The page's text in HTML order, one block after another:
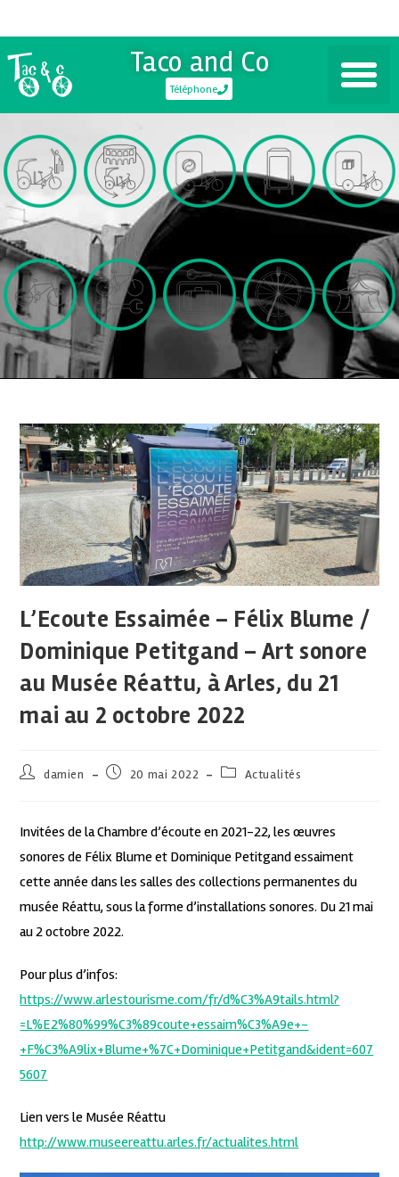
Taco and Co
Téléphone
L’Ecoute Essaimée – Félix Blume /
Dominique Petitgand – Art sonore
au Musée Réattu, à Arles, du 21
mai au 2 octobre 2022
damien 20 mai 2022 Actualités
Invitées de la Chambre d’écoute en 2021-22, les œuvres
sonores de Félix Blume et Dominique Petitgand essaiment
cette année dans les salles des collections permanentes du
musée Réattu, sous la forme d’installations sonores. Du 21 mai
au 2 octobre 2022.
Pour plus d’infos:
https://www.arlestourisme.com/fr/d%C3%A9tails.html?
=L%E2%80%99%C3%89coute+essaim%C3%A9e+-
+F%C3%A9lix+Blume+%7C+Dominique+Petitgand&ident=607
5607
Lien vers le Musée Réattu
http://www.museereattu.arles.fr/actualites.html